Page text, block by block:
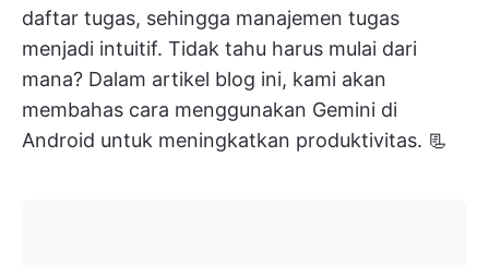
daftar tugas, sehingga manajemen tugas
menjadi intuitif. Tidak tahu harus mulai dari
mana? Dalam artikel blog ini, kami akan
membahas cara menggunakan Gemini di
Android untuk meningkatkan produktivitas. 📃